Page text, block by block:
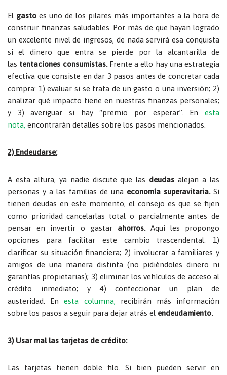
El gasto es uno de los pilares más importantes a la hora de
construir finanzas saludables. Por más de que hayan logrado
un excelente nivel de ingresos, de nada servirá esa conquista
si el dinero que entra se pierde por la alcantarilla de
las tentaciones consumistas. Frente a ello hay una estrategia
efectiva que consiste en dar 3 pasos antes de concretar cada
compra: 1) evaluar si se trata de un gasto o una inversión; 2)
analizar qué impacto tiene en nuestras finanzas personales;
y 3) averiguar si hay “premio por esperar”.
En
esta
nota, encontrarán detalles sobre los pasos mencionados.
2) Endeudarse:
A esta altura, ya nadie discute que las deudas alejan a las
personas y a las familias de una economía superavitaria. Si
tienen deudas en este momento, el consejo es que se fijen
como prioridad cancelarlas total o parcialmente antes de
pensar en invertir o gastar
ahorros.
Aquí les propongo
opciones para facilitar este cambio trascendental:
1)
clarificar su situación financiera; 2) involucrar a familiares y
amigos de una manera distinta (no pidiéndoles dinero ni
garantías propietarias); 3) eliminar los vehículos de acceso al
crédito inmediato; y 4) confeccionar un plan de
austeridad. En
esta columna,
recibirán más información
sobre los pasos a seguir para dejar atrás el endeudamiento.
3) Usar mal las tarjetas de crédito:
Las tarjetas tienen doble filo. Si bien pueden servir en